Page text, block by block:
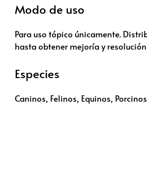
Modo de uso
Para uso tópico únicamente.
hasta obtener mejoría y
Especies
Caninos, Felinos, Equinos,